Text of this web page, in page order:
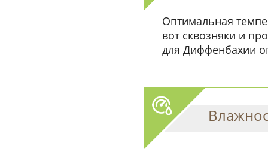
Оптимальная
вот сквозняки и
для Диффенбахии